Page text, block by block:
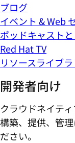
ブログ
イベント & Web
ポッドキャスト
Red Hat TV
リソースライブラ
開発者向け
クラウドネイテ
構築、提供、管
ださい。